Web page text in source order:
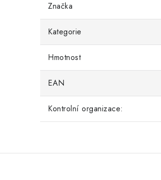
Značka
Kategorie
Hmotnost
EAN
Kontrolní organizace: